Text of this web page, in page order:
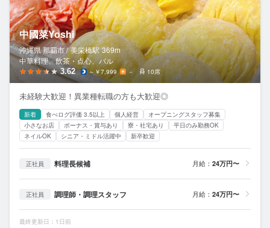
中國菜Yoshi
沖縄県 那覇市 / 美栄橋駅 369m
中華料理、飲茶・点心、バル
3.62 ～￥7,999 － 10席
未経験大歓迎！異業種転職の方も大歓迎◎
新着 食べログ評価 3.5以上 個人経営
オープニングスタッフ募集
小さなお店
ボーナス・賞与あり 寮・社宅あり
平日のみ勤務OK
ネイルOK
シニア・ミドル活躍中 新卒歓迎
正社員 料理長候補 月給： 24万円〜
正社員 調理師・調理スタッフ 月給： 24万円〜
最終更新日：1日前